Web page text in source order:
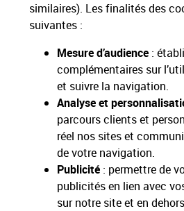
similaires). Les finalités des
suivantes :
Mesure d’audience :
complémentaires sur
et suivre la navigation.
Analyse et
parcours clients et
réel nos sites et
de votre navigation.
Publicité : permettre de
publicités en lien avec
sur notre site et en
Proche de vous
Paiements 100% sécurisés
Livraison offerte dès 25€
Hors livres et hors produits
Nos engagements
sociétaux et environnementaux